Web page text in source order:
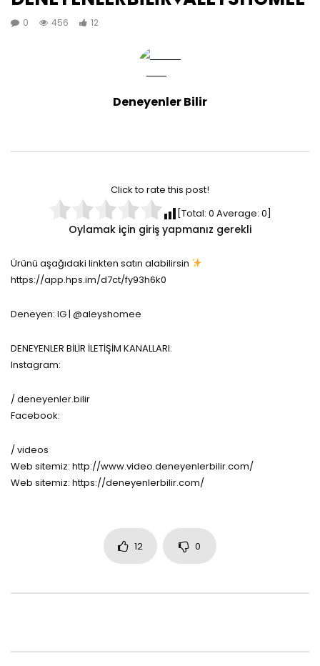
0 456 12
Deneyenler Bilir
Click to rate this post!
[Total: 0 Average: 0]
Oylamak için giriş yapmanız gerekli
Ürünü aşağıdaki linkten satın alabilirsin
https://app.hps.im/d7ct/fy93h6k0
Deneyen: IG | @aleyshomee
DENEYENLER BİLİR İLETİŞİM KANALLARI:
Instagram:
/ deneyenler.bilir
Facebook:
/ videos
Web sitemiz: http://www.video.deneyenlerbilir.com/
Web sitemiz: https://deneyenlerbilir.com/
12 0